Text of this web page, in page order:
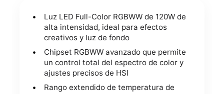
Luz LED Full-Color RGBWW de 120W de
alta intensidad, ideal para efectos
creativos y luz de fondo
Chipset RGBWW avanzado que permite
un control total del espectro de color y
ajustes precisos de HSI
Rango extendido de temperatura de